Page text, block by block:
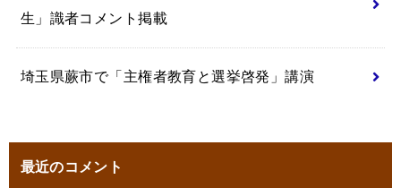
生」識者コメント掲載
埼玉県蕨市で「主権者教育と選挙啓発」講演
最近のコメント